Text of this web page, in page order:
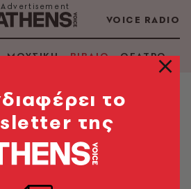
VOICE RADIO
ΜΟΥΣΙΚΗ ΒΙΒΛΙΟ ΘΕΑΤΡΟ -
το
της